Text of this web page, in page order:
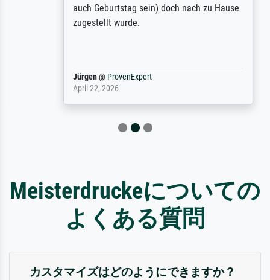
auch Geburtstag sein) doch nach zu Hause
zugestellt wurde.
Jürgen@ProvenExpert
April 22, 2026
Meisterdruckeについての
よくある質問
カスタマイズはどのようにできますか？